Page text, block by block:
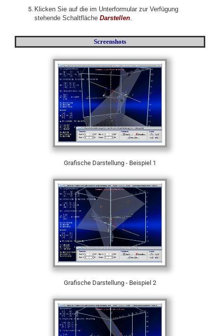
Klicken Sie auf die im Unterformular zur Verfügung
stehende Schaltfläche Darstellen.
Screenshots
Grafische Darstellung - Beispiel 1
Grafische Darstellung - Beispiel 2